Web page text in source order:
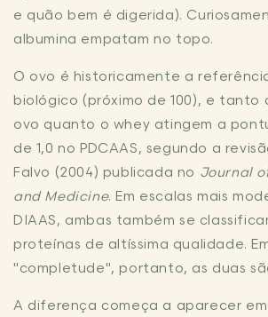
e quão bem é digerida).
albumina empatam no topo.
O ovo é historicamente a
biológico (próximo de 100), e tanto
ovo quanto o whey atingem a
de 1,0 no PDCAAS, segundo a
Falvo (2004) publicada no Journal
and Medicine. Em escalas mais
DIAAS, ambas também se
proteínas de altíssima qualidade.
"completude", portanto, as duas
A diferença começa a aparecer